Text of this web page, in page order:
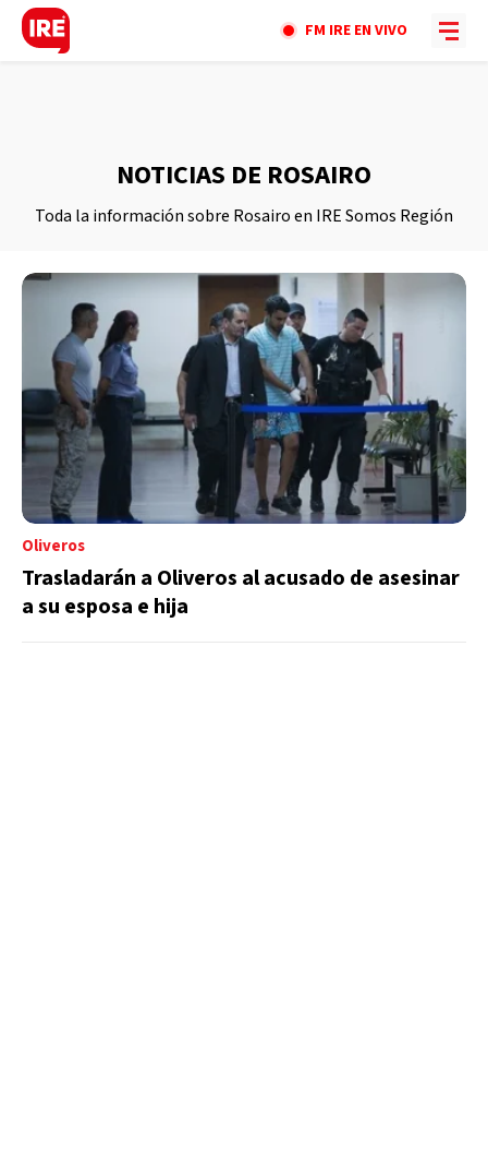
FM IRE EN VIVO
NOTICIAS DE ROSAIRO
Toda la información sobre Rosairo en IRE Somos Región
Oliveros
Trasladarán a Oliveros al acusado de asesinar
a su esposa e hija